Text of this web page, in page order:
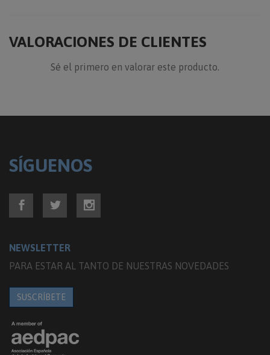
VALORACIONES DE CLIENTES
Sé el primero en valorar este producto.
SÍGUENOS
NEWSLETTER
PARA ESTAR AL TANTO DE NUESTRAS NOVEDADES
SUSCRÍBETE